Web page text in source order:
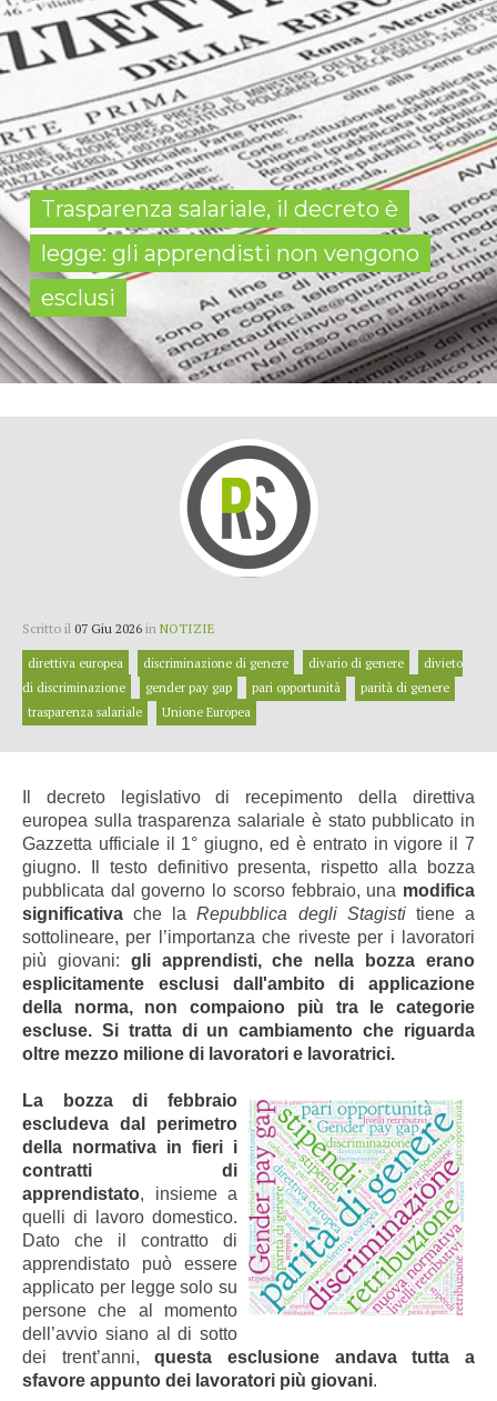
Trasparenza salariale, il decreto è
legge: gli apprendisti non vengono
esclusi
Scritto il 07 Giu 2026 in NOTIZIE
direttiva europea discriminazione di genere divario di genere
divieto
di discriminazione
gender pay gap pari opportunità
parità di genere
trasparenza salariale
Unione Europea
Il decreto legislativo di recepimento della direttiva
europea sulla trasparenza salariale è stato pubblicato in
Gazzetta ufficiale il 1° giugno, ed è entrato in vigore il 7
giugno. Il testo definitivo presenta, rispetto alla bozza
pubblicata dal governo lo scorso febbraio, una modifica
significativa che laRepubblica degli Stagistitiene a
sottolineare, per l’importanza che riveste per i lavoratori
più giovani: gli apprendisti, che nella bozza erano
esplicitamente esclusi dall'ambito di applicazione
della norma, non compaiono più tra le categorie
escluse. Si tratta di un cambiamento che riguarda
oltre mezzo milione di lavoratori e lavoratrici.
La bozza di febbraio
escludeva dal perimetro
della normativa in fieri i
contratti di
apprendistato, insieme a
quelli di lavoro domestico.
Dato che il contratto di
apprendistato può essere
applicato per legge solo su
persone che al momento
dell’avvio siano al di sotto
dei trent’anni,questa esclusione andava tutta a
sfavore appunto dei lavoratori più giovani.